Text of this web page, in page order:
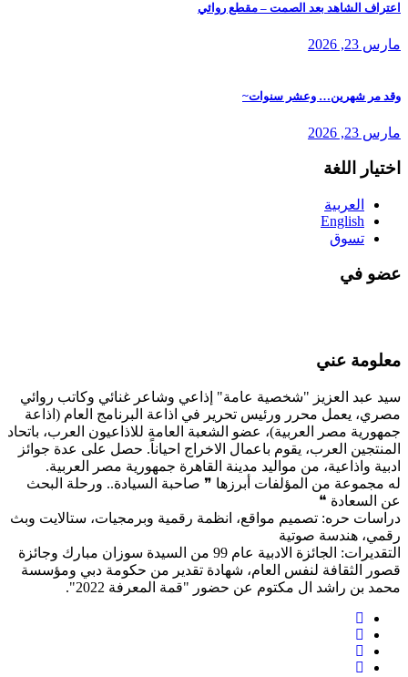
اعتراف الشاهد بعد الصمت – مقطع روائي
مارس 23, 2026
وقد مر شهرين… وعشر سنوات~
مارس 23, 2026
اختيار اللغة
العربية
English
تسوق
عضو في
معلومة عني
سيد عبد العزيز "شخصية عامة" إذاعي وشاعر غنائي وكاتب روائي
مصري، يعمل محرر ورئيس تحرير في اذاعة البرنامج العام (اذاعة
جمهورية مصر العربية)، عضو الشعبة العامة للاذاعيون العرب، باتحاد
المنتجين العرب، يقوم باعمال الاخراج احياناً. حصل على عدة جوائز
ادبية واذاعية، من مواليد مدينة القاهرة جمهورية مصر العربية.
له مجموعة من المؤلفات أبرزها ❞ صاحبة السيادة.. ورحلة البحث
عن السعادة ❝
دراسات حره: تصميم مواقع، انظمة رقمية وبرمجيات، ستالايت وبث
رقمي، هندسة صوتية
التقديرات: الجائزة الادبية عام 99 من السيدة سوزان مبارك وجائزة
قصور الثقافة لنفس العام، شهادة تقدير من حكومة دبي ومؤسسة
محمد بن راشد ال مكتوم عن حضور "قمة المعرفة 2022".